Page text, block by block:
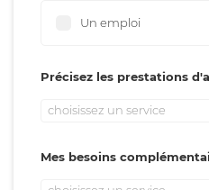
Un emploi
Précisez les prestations
choisissez un service
Mes besoins